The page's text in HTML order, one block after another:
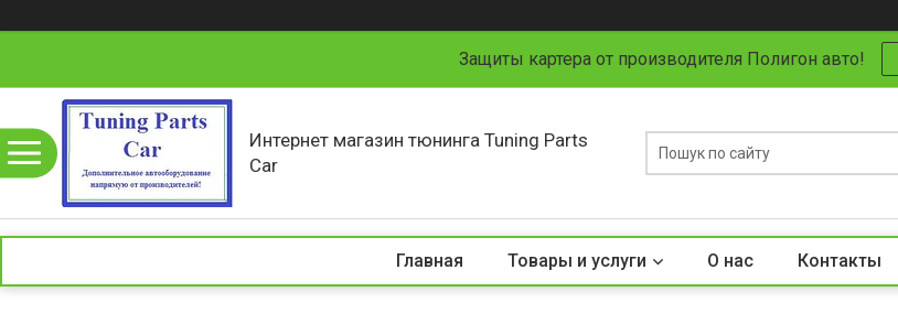
Защиты картера от производителя Полигон авто!
Интернет магазин тюнинга Tuning Parts
Car
Главная Товары и услуги О нас Контакты